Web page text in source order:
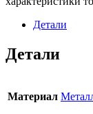
Детали
Детали
Материал